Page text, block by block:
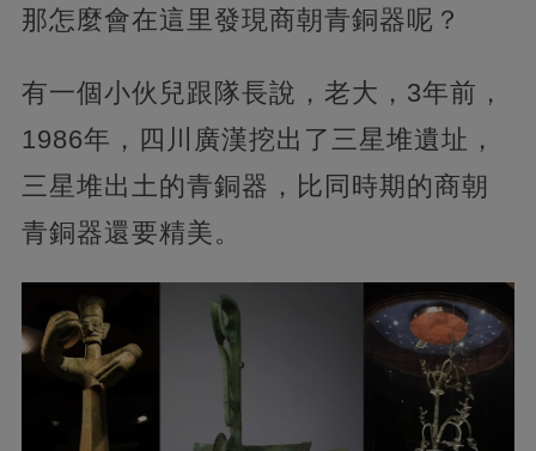
那怎麼會在這里發現商朝青銅器呢？
有一個小伙兒跟隊長說，老大，3年前，
1986年，四川廣漢挖出了三星堆遺址，
三星堆出土的青銅器，比同時期的商朝
青銅器還要精美。